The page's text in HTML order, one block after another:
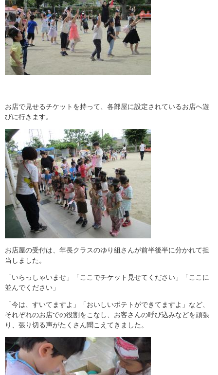
お店で見せるチケットを持って、各部屋に設定されているお店へ遊
びに行きます。
お店屋の受付は、年長クラスのゆり組さんが前半後半に分かれて担
当しました。
「いらっしゃいませ」「ここでチケット見せてください」「ここに
並んでください」
「今は、すいてますよ」「おいしいポテトができてますよ」など、
それぞれのお店での役割をこなし、お客さんの呼び込みなどを頑張
り、張り切る声がたくさん聞こえてきました。